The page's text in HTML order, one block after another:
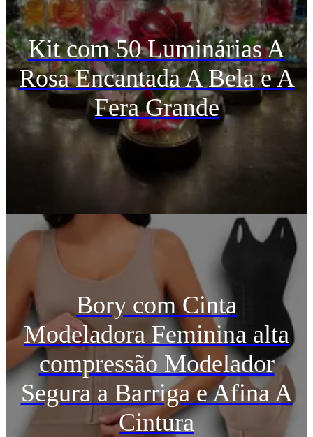
Kit com 50 Luminárias A
Rosa Encantada A Bela e A
Fera Grande
Bory com Cinta
Modeladora Feminina alta
compressão Modelador
Segura a Barriga e Afina A
Cintura